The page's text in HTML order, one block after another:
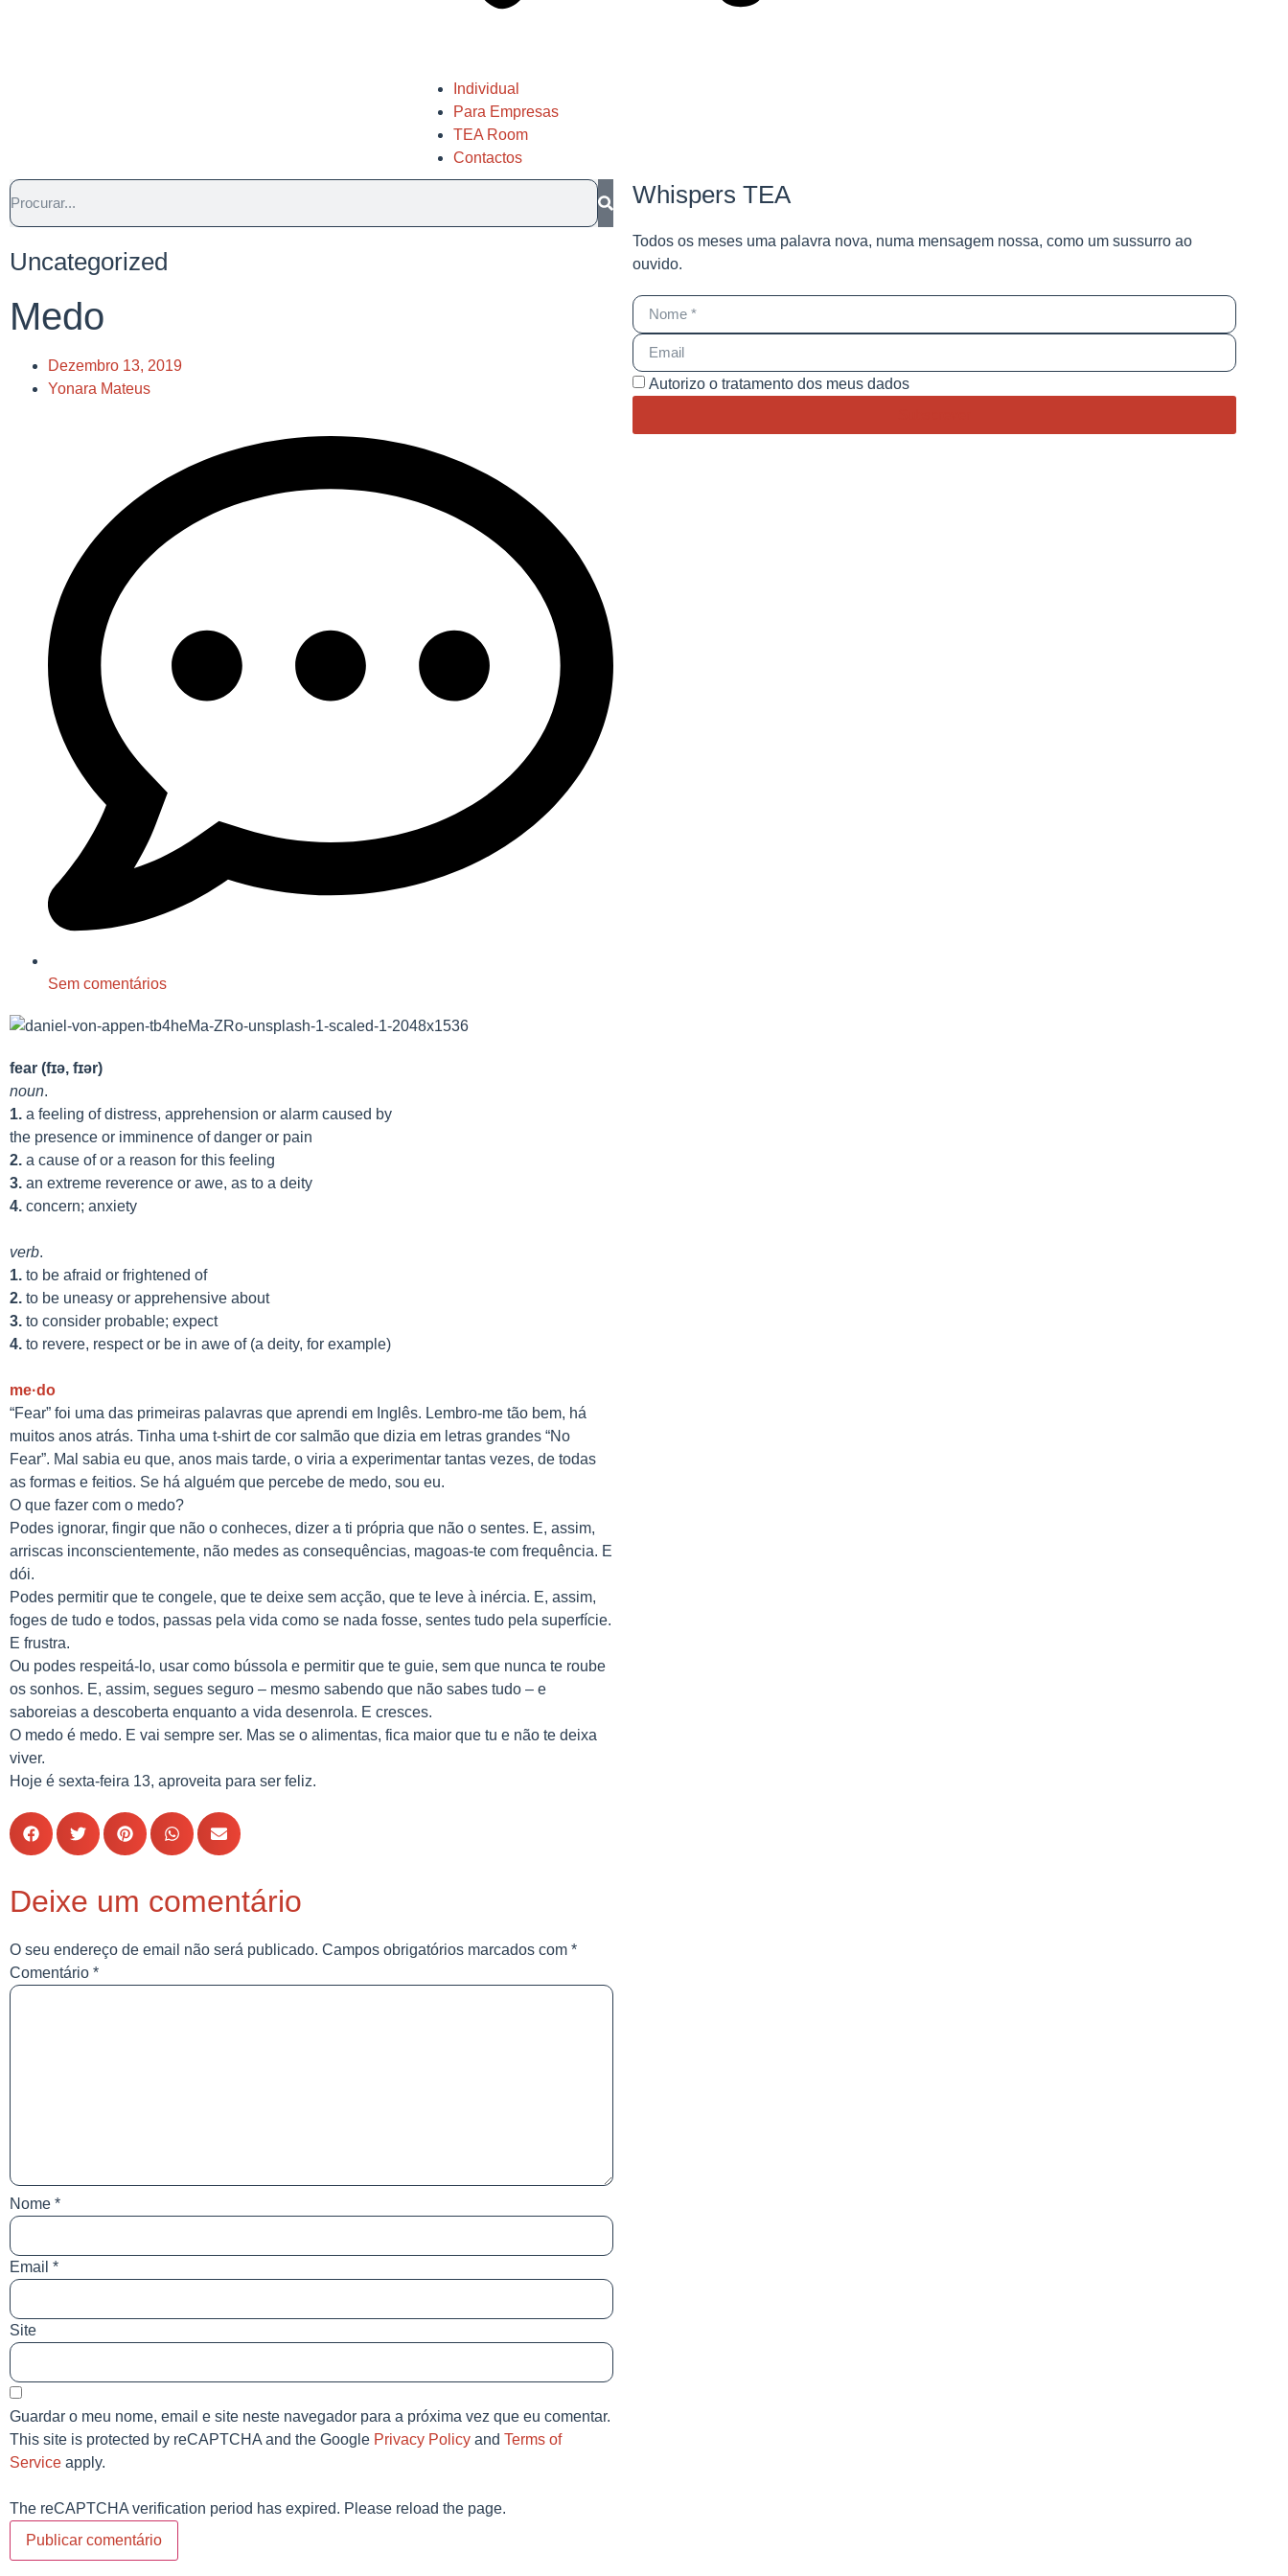
Individual
Para Empresas
TEA Room
Contactos
Uncategorized
Medo
Dezembro 13, 2019
Yonara Mateus
Sem comentários
fear (fɪə, fɪər)
noun.
1. a feeling ofdistress, apprehension or alarm caused by
the presence or imminence ofdanger or pain
2. a cause of or a reason for this feeling
3. an extreme reverence or awe, as to a deity
4. concern; anxiety
verb.
1. to be afraid or frightened of
2. to be uneasy or apprehensive about
3. to consider probable; expect
4. to revere, respector be in awe of (a deity, for example)
me·do
“Fear” foi uma das primeiras palavras que aprendi em Inglês. Lembro-me tão bem, há
muitos anos atrás. Tinha uma t-shirt de cor salmão que dizia em letras grandes “No
Fear”. Mal sabia eu que, anos mais tarde, o viria a experimentar tantas vezes, de todas
as formas e feitios. Se há alguém que percebe de medo, sou eu.
O que fazer com o medo?
Podes ignorar, fingir que não o conheces, dizer a ti própria que não o sentes. E, assim,
arriscas inconscientemente, não medes as consequências, magoas-te com frequência. E
dói.
Podes permitir que te congele, que te deixe sem acção, que te leve à inércia. E, assim,
foges de tudo e todos, passas pela vida como se nada fosse, sentes tudo pela superfície.
E frustra.
Ou podes respeitá-lo, usar como bússola e permitir que te guie, sem que nunca te roube
os sonhos. E, assim, segues seguro – mesmo sabendo que não sabes tudo – e
saboreias a descoberta enquanto a vida desenrola. E cresces.
O medo é medo. E vai sempre ser. Mas se o alimentas, fica maior que tu e não te deixa
viver.
Hoje é sexta-feira 13, aproveita para ser feliz.
Deixe um comentário
O seu endereço de email não será publicado. Campos obrigatórios marcados com *
Comentário *
Nome *
Email *
Site
Guardar o meu nome, email e site neste navegador para a próxima vez que eu comentar.
This site is protected by reCAPTCHA and the Google Privacy Policy and Terms of
Service apply.
The reCAPTCHA verification period has expired. Please reload the page.
Whispers TEA
Todos os meses uma palavra nova, numa mensagem nossa, como um sussurro ao
ouvido.
Autorizo o tratamento dos meus dados